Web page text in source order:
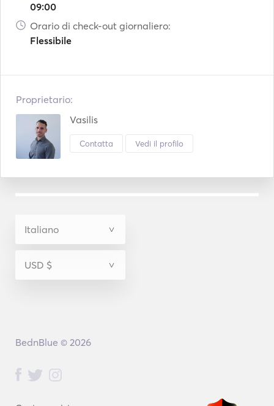
09:00
Orario di check-out giornaliero:
Flessibile
Proprietario:
Vasilis
Contatta Vedi il profilo
BednBlue © 2026